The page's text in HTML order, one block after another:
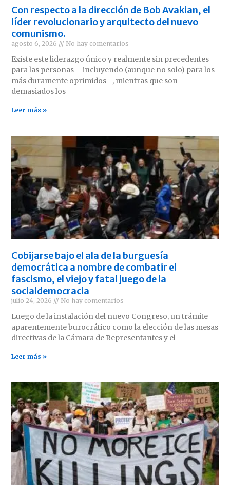
Con respecto a la dirección de Bob Avakian, el
líder revolucionario y arquitecto del nuevo
comunismo.
agosto 6, 2026 No hay comentarios
Existe este liderazgo único y realmente sin precedentes
para las personas —incluyendo (aunque no solo) para los
más duramente oprimidos—, mientras que son
demasiados los
Leer más »
Cobijarse bajo el ala de la burguesía
democrática a nombre de combatir el
fascismo, el viejo y fatal juego de la
socialdemocracia
julio 24, 2026 No hay comentarios
Luego de la instalación del nuevo Congreso, un trámite
aparentemente burocrático como la elección de las mesas
directivas de la Cámara de Representantes y el
Leer más »